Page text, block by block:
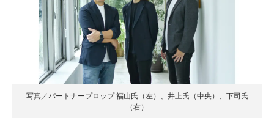
写真／パートナープロップ 福山氏（左）、井上氏（中央）、下司氏
（右）